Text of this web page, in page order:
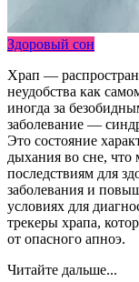
Здоровый сон
Храп —
неудобства как
иногда за
заболевание —
Это состояние
дыхания во сне, что
последствиям для
заболевания и
условиях для
трекеры храпа,
от опасного апноэ.
Читайте дальше...